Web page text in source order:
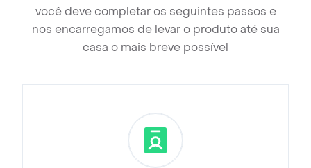
você deve completar os seguintes passos e
nos encarregamos de levar o produto até sua
casa o mais breve possível